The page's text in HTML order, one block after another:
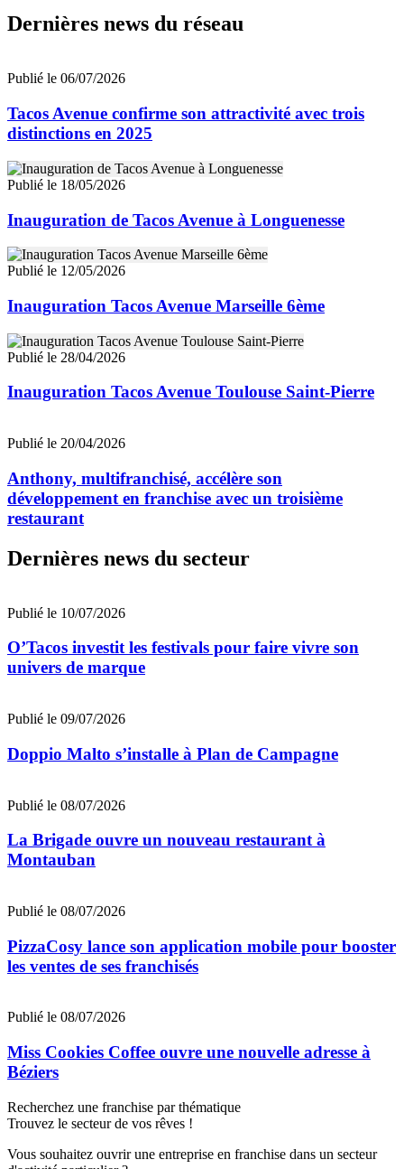
Dernières news du réseau
Publié le 06/07/2026
Tacos Avenue confirme son attractivité avec trois
distinctions en 2025
Publié le 18/05/2026
Inauguration de Tacos Avenue à Longuenesse
Publié le 12/05/2026
Inauguration Tacos Avenue Marseille 6ème
Publié le 28/04/2026
Inauguration Tacos Avenue Toulouse Saint-Pierre
Publié le 20/04/2026
Anthony, multifranchisé, accélère son
développement en franchise avec un troisième
restaurant
Dernières news du secteur
Publié le 10/07/2026
O’Tacos investit les festivals pour faire vivre son
univers de marque
Publié le 09/07/2026
Doppio Malto s’installe à Plan de Campagne
Publié le 08/07/2026
La Brigade ouvre un nouveau restaurant à
Montauban
Publié le 08/07/2026
PizzaCosy lance son application mobile pour booster
les ventes de ses franchisés
Publié le 08/07/2026
Miss Cookies Coffee ouvre une nouvelle adresse à
Béziers
Recherchez une franchise par thématique
Trouvez le secteur de vos rêves !
Vous souhaitez ouvrir une entreprise en franchise dans un secteur